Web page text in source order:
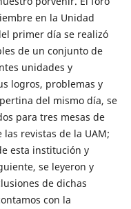
en la Unidad
primer día se realizó
de un conjunto de
unidades y
logros, problemas y
del mismo día, se
para tres mesas de
revistas de la UAM;
esta institución y
se leyeron y
de dichas
con la